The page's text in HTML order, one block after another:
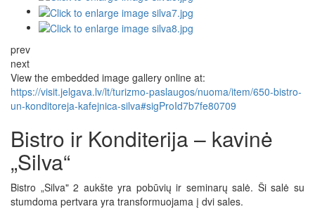
prev
next
View the embedded image gallery online at:
https://visit.jelgava.lv/lt/turizmo-paslaugos/nuoma/item/650-bistro-
un-konditoreja-kafejnica-silva#sigProId7b7fe80709
Bistro ir Konditerija – kavinė
„Silva“
Bistro „Silva" 2 aukšte yra pobūvių ir seminarų salė. Ši salė su
stumdoma pertvara yra transformuojama į dvi sales.